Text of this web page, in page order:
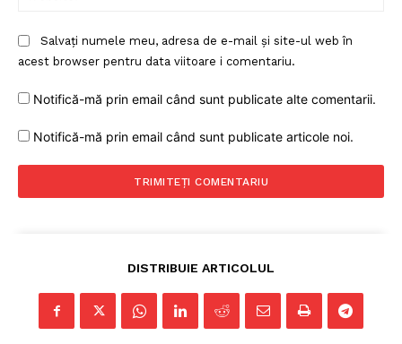
Salvați numele meu, adresa de e-mail și site-ul web în
acest browser pentru data viitoare i comentariu.
Notifică-mă prin email când sunt publicate alte comentarii.
Notifică-mă prin email când sunt publicate articole noi.
DISTRIBUIE ARTICOLUL